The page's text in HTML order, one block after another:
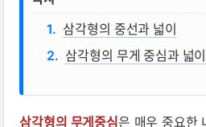
삼각형의 중선과 넓이
삼각형의 무게 중심과 넓이
삼각형의 무게중심은 매우 중요한